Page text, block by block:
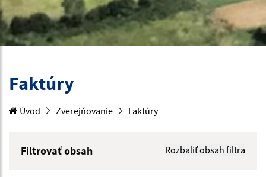
Faktúry
Úvod Zverejňovanie Faktúry
Filtrovať obsah
Rozbaliť obsah filtra